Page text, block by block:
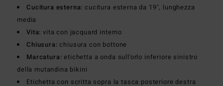
Cucitura esterna: cucitura esterna da 19", lunghezza
media
Vita: vita con jacquard interno
Chiusura: chiusura con bottone
Marcatura: etichetta a onda sull'orlo inferiore sinistro
della mutandina bikini
Etichetta con scritta sopra la tasca posteriore destra